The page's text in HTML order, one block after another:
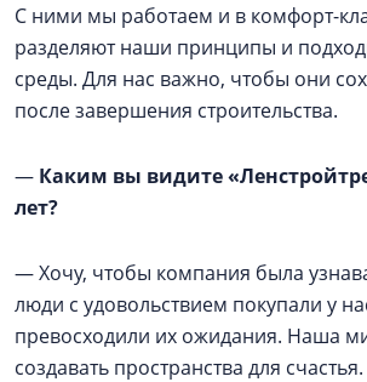
С ними мы работаем и в комфорт-
разделяют наши принципы и
среды. Для нас важно, чтобы они
после завершения строительства.
— Каким вы видите
лет?
— Хочу, чтобы компания была
люди с удовольствием покупали у
превосходили их ожидания. Наша
создавать пространства для